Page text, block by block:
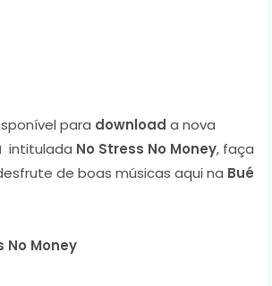
para download a nova
intitulada No Stress No Money, faça
de boas músicas aqui na Bué
No Money